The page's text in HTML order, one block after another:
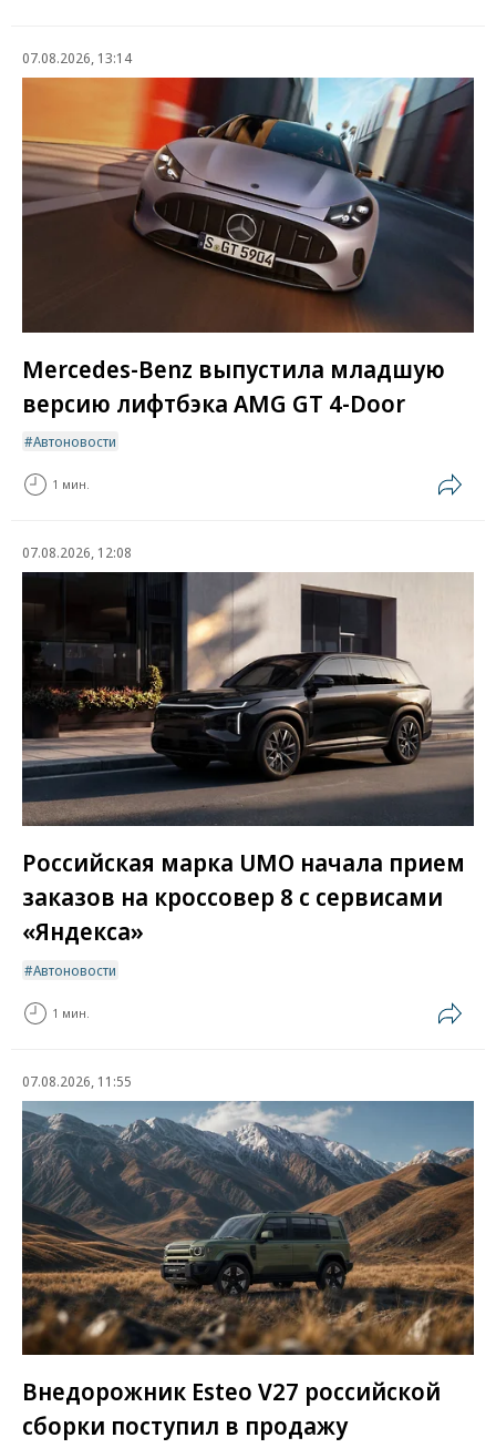
07.08.2026, 13:14
Mercedes-Benz выпустила младшую
версию лифтбэка AMG GT 4-Door
Автоновости
1 мин.
07.08.2026, 12:08
Российская марка UMO начала прием
заказов на кроссовер 8 с сервисами
«Яндекса»
Автоновости
1 мин.
07.08.2026, 11:55
Внедорожник Esteo V27 российской
сборки поступил в продажу